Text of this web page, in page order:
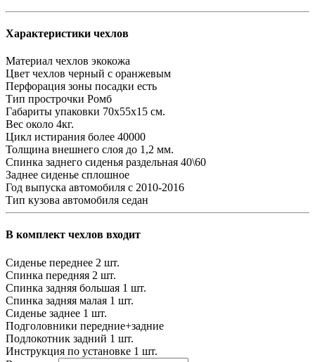
Характеристики чехлов
Материал чехлов экокожа
Цвет чехлов черный с оранжевым
Перфорация зоны посадки есть
Тип прострочки Ромб
Габариты упаковки 70х55х15 см.
Вес около 4кг.
Цикл истирания более 40000
Толщина внешнего слоя до 1,2 мм.
Спинка заднего сиденья раздельная 40\60
Заднее сиденье сплошное
Год выпуска автомобиля с 2010-2016
Тип кузова автомобиля седан
В комплект чехлов входит
Сиденье переднее 2 шт.
Спинка передняя 2 шт.
Спинка задняя большая 1 шт.
Спинка задняя малая 1 шт.
Сиденье заднее 1 шт.
Подголовники передние+задние
Подлокотник задний 1 шт.
Инструкция по установке 1 шт.